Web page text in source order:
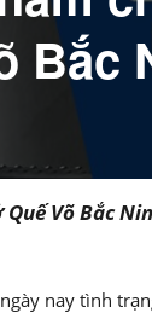
Bắc
Võ Bắc
nay tình